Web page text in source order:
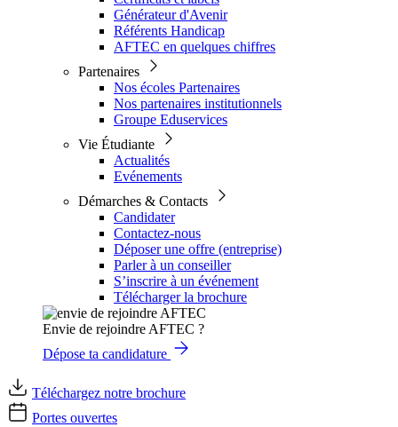
Générateur d'Avenir
Référents Handicap
AFTEC en quelques chiffres
Partenaires
Nos écoles Partenaires
Nos partenaires institutionnels
Groupe Eduservices
Vie Étudiante
Actualités
Evénements
Démarches & Contacts
Candidater
Contactez-nous
Déposer une offre (entreprise)
Parler à un conseiller
S’inscrire à un événement
Télécharger la brochure
Envie de rejoindre AFTEC ?
Dépose ta candidature
Téléchargez notre brochure
Portes ouvertes